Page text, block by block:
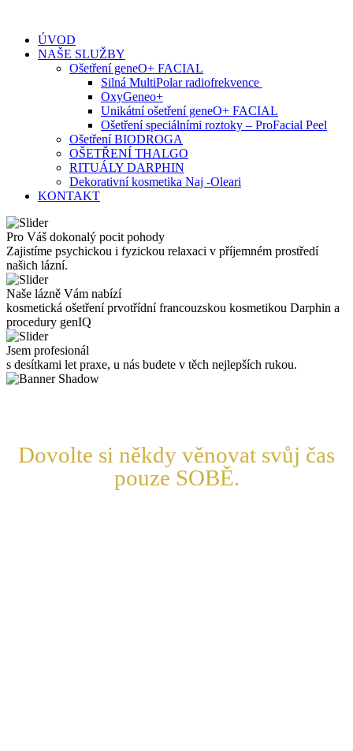
contentÚVOD
NAŠE SLUŽBY
Ošetření geneO+ FACIAL
Silná MultiPolar radiofrekvence
OxyGeneo+
Unikátní ošetření geneO+ FACIAL
Ošetření speciálními roztoky – ProFacial Peel
Ošetření BIODROGA
OŠETŘENÍ THALGO
RITUÁLY DARPHIN
Dekorativní kosmetika Naj -Oleari
KONTAKT
Pro Váš dokonalý pocit pohody
Zajistíme psychickou i fyzickou relaxaci v příjemném prostředí
našich lázní.
Naše lázně Vám nabízí
kosmetická ošetření prvotřídní francouzskou kosmetikou Darphin a
procedury genIQ
Jsem profesionál
s desítkami let praxe, u nás budete v těch nejlepších rukou.
Dovolte si někdy věnovat svůj čas
pouze SOBĚ.